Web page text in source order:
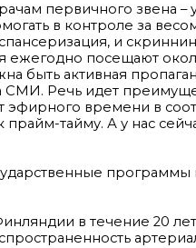
первичного звена
в контроле за
и
ежегодно посещают
быть активная
СМИ. Речь идет
эфирного времени в
тайму. А у нас
в течение 20